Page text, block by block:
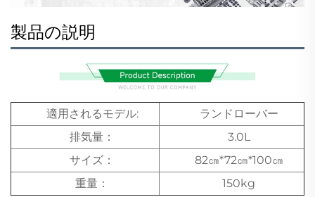
製品の説明
適用されるモデル:
ランドローバー
排気量：
3.0L
サイズ：
82㎝*72㎝*100㎝
重量：
150kg